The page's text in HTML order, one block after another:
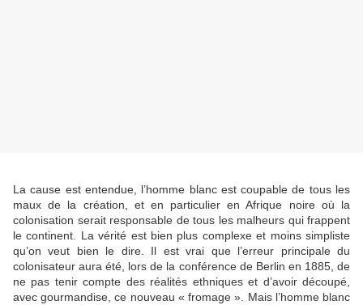
La cause est entendue, l’homme blanc est coupable de tous les
maux de la création, et en particulier en Afrique noire où la
colonisation serait responsable de tous les malheurs qui frappent
le continent. La vérité est bien plus complexe et moins simpliste
qu’on veut bien le dire. Il est vrai que l’erreur principale du
colonisateur aura été, lors de la conférence de Berlin en 1885, de
ne pas tenir compte des réalités ethniques et d’avoir découpé,
avec gourmandise, ce nouveau « fromage ». Mais l’homme blanc